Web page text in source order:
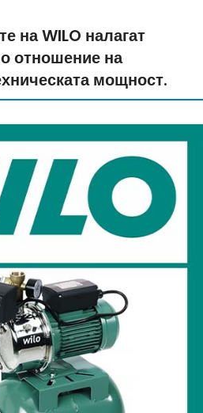
на WILO налагат
отношение на
мощност.